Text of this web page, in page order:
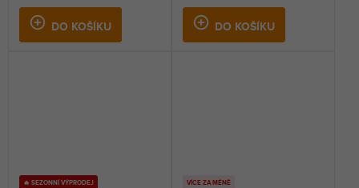
hvězdiček.
DO KOŠÍKU DO KOŠÍKU
🔥 SEZONNÍ VÝPRODEJ VÍCE ZA MÉNĚ